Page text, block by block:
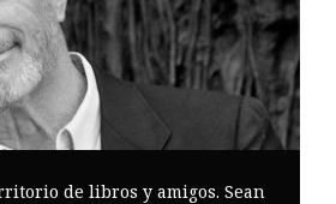
de libros y amigos. Sean